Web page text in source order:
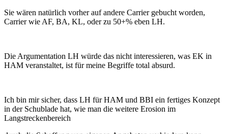
Sie wären natürlich vorher auf andere Carrier gebucht worden,
Carrier wie AF, BA, KL, oder zu 50+% eben LH.
Die Argumentation LH würde das nicht interessieren, was EK in
HAM veranstaltet, ist für meine Begriffe total absurd.
Ich bin mir sicher, dass LH für HAM und BBI ein fertiges Konzept
in der Schublade hat, wie man die weitere Erosion im
Langstreckenbereich